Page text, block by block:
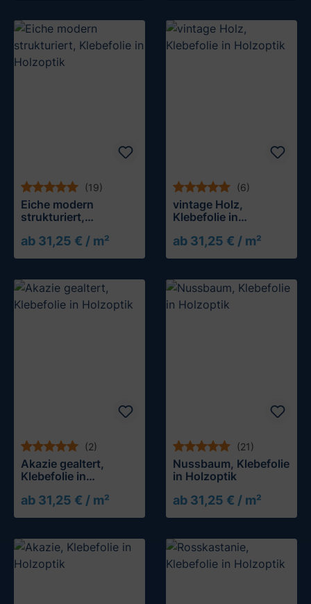
(19)
Eiche modern
strukturiert,
Holzoptik
ab 31,25 € / m²
Muster testen
(6)
vintage Holz,
Klebefolie in
ab 31,25 € / m²
Muster testen
(2)
Akazie gealtert,
Klebefolie in
ab 31,25 € / m²
Muster testen
(21)
Nussbaum, Klebefolie
in Holzoptik
ab 31,25 € / m²
Muster testen